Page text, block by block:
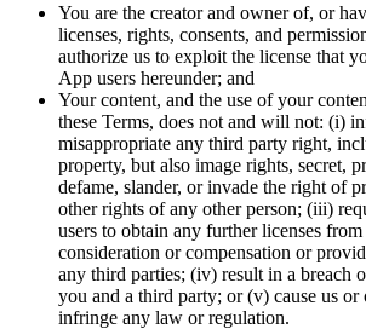
You are the creator and owner of, or
licenses, rights, consents, and
authorize us to exploit the license that
App users hereunder; and
Your content, and the use of your
these Terms, does not and will not: (i)
misappropriate any third party right,
property, but also image rights, secret,
defame, slander, or invade the right of
other rights of any other person; (iii)
users to obtain any further licenses
consideration or compensation or
any third parties; (iv) result in a breach
you and a third party; or (v) cause us or
infringe any law or regulation.